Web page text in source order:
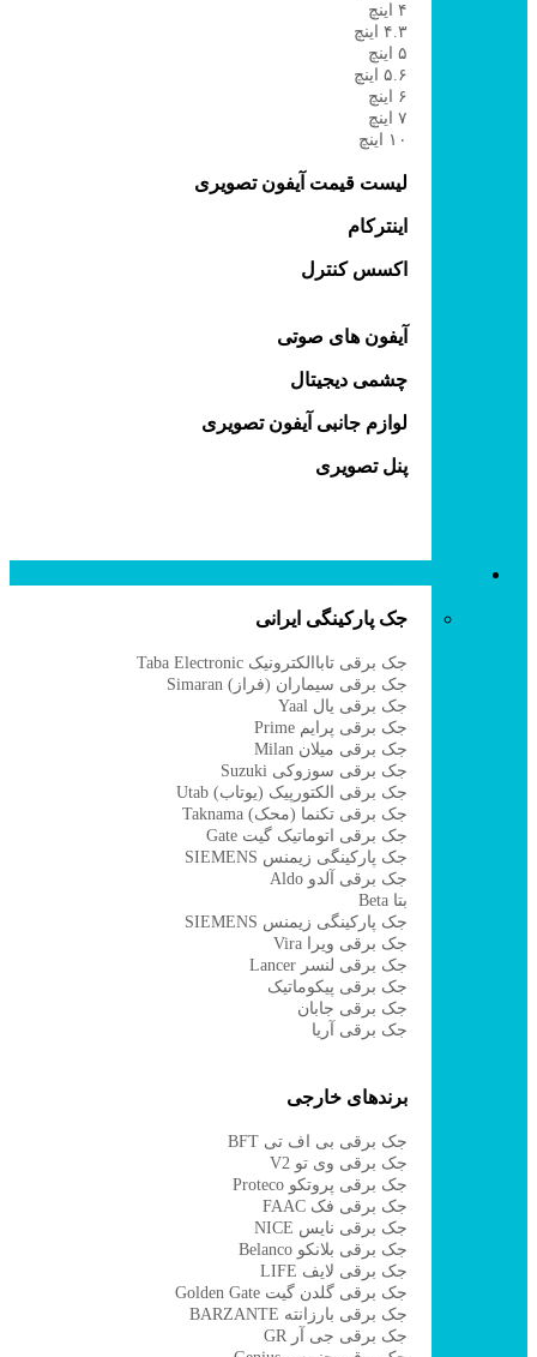
۴ اینچ
۴.۳ اینچ
۵ اینچ
۵.۶ اینچ
۶ اینچ
۷ اینچ
۱۰ اینچ
لیست قیمت آیفون تصویری
اینترکام
اکسس کنترل
آیفون های صوتی
چشمی دیجیتال
لوازم جانبی آیفون تصویری
پنل تصویری
جک پارکینگی ایرانی
جک برقی تاباالکترونیک Taba Electronic
جک برقی سیماران (فراز) Simaran
جک برقی یال Yaal
جک برقی پرایم Prime
جک برقی میلان Milan
جک برقی سوزوکی Suzuki
جک برقی الکتورپیک (یوتاب) Utab
جک برقی تکنما (محک) Taknama
جک برقی اتوماتیک گیت Gate
جک پارکینگی زیمنس SIEMENS
جک برقی آلدو Aldo
بتا Beta
جک پارکینگی زیمنس SIEMENS
جک برقی ویرا Vira
جک برقی لنسر Lancer
جک برقی پیکوماتیک
جک برقی جابان
جک برقی آریا
برندهای خارجی
جک برقی بی اف تی BFT
جک برقی وی تو V2
جک برقی پروتکو Proteco
جک برقی فک FAAC
جک برقی نایس NICE
جک برقی بلانکو Belanco
جک برقی لایف LIFE
جک برقی گلدن گیت Golden Gate
جک برقی بارزانته BARZANTE
جک برقی جی آر GR